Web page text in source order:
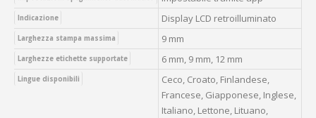
Indicazione Display LCD retroilluminato
Larghezza stampa massima 9 mm
Larghezze etichette supportate 6 mm, 9 mm, 12 mm
Lingue disponibili
Ceco, Croato, Finlandese,
Francese, Giapponese, Inglese,
Italiano, Lettone, Lituano,